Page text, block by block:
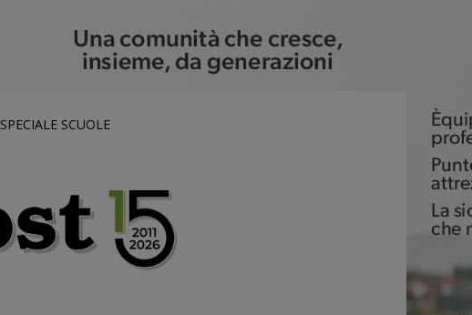
SPECIALE SCUOLE